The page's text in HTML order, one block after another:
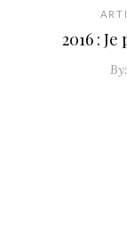
2016 :
By: